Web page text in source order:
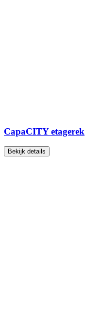
CapaCITY etagerek
Bekijk details